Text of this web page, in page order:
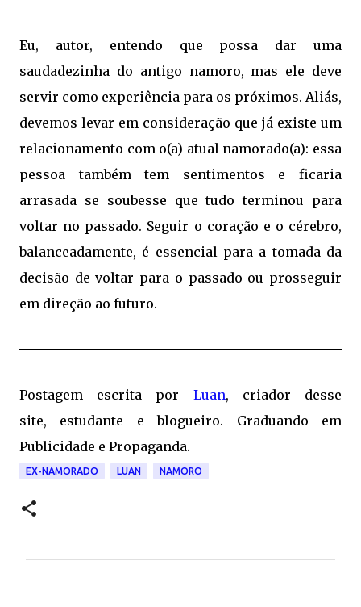
Eu, autor, entendo que possa dar uma
saudadezinha do antigo namoro, mas ele deve
servir como experiência para os próximos. Aliás,
devemos levar em consideração que já existe um
relacionamento com o(a) atual namorado(a): essa
pessoa também tem sentimentos e ficaria
arrasada se soubesse que tudo terminou para
voltar no passado. Seguir o coração e o cérebro,
balanceadamente, é essencial para a tomada da
decisão de voltar para o passado ou prosseguir
em direção ao futuro.
Postagem escrita por Luan, criador desse
site, estudante e blogueiro. Graduando em
Publicidade e Propaganda.
EX-NAMORADO LUAN NAMORO